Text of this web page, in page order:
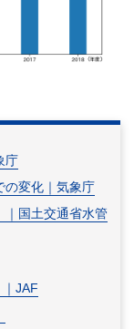
庁
の変化｜気象庁
｜国土交通省水管
JAF